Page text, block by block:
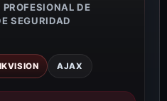
DE
SEGURIDAD
AJAX